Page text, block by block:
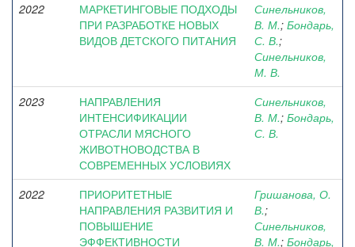
2022
МАРКЕТИНГОВЫЕ ПОДХОДЫ
ПРИ РАЗРАБОТКЕ НОВЫХ
ВИДОВ ДЕТСКОГО ПИТАНИЯ
Синельников,
В. М.; Бондарь,
С. В.;
Синельников,
М. В.
2023
НАПРАВЛЕНИЯ
ИНТЕНСИФИКАЦИИ
ОТРАСЛИ МЯСНОГО
ЖИВОТНОВОДСТВА В
СОВРЕМЕННЫХ УСЛОВИЯХ
Синельников,
В. М.; Бондарь,
С. В.
2022
ПРИОРИТЕТНЫЕ
НАПРАВЛЕНИЯ РАЗВИТИЯ И
ПОВЫШЕНИЕ
ЭФФЕКТИВНОСТИ
Гришанова, О.
В.;
Синельников,
В. М.; Бондарь,